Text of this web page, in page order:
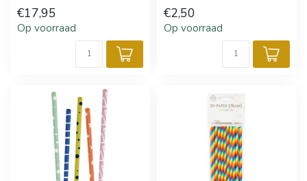
€17,95
Op voorraad
€2,50
Op voorraad